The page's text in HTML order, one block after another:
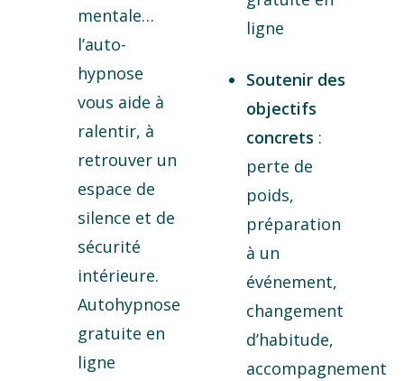
mentale…
l’auto-
hypnose
vous aide à
ralentir, à
retrouver un
espace de
silence et de
sécurité
intérieure.
Autohypnose
gratuite en
ligne
ligne
Soutenir des
objectifs
concrets :
perte de
poids,
préparation
à un
événement,
changement
d’habitude,
accompagnement